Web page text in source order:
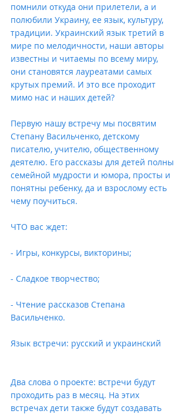
помнили откуда они прилетели, а и
полюбили Украину, ее язык, культуру,
традиции. Украинский язык третий в
мире по мелодичности, наши авторы
известны и читаемы по всему миру,
они становятся лауреатами самых
крутых премий. И это все проходит
мимо нас и наших детей?
Первую нашу встречу мы посвятим
Степану Васильченко, детскому
писателю, учителю, общественному
деятелю. Его рассказы для детей полны
семейной мудрости и юмора, просты и
понятны ребенку, да и взрослому есть
чему поучиться.
ЧТО вас ждет:
- Игры, конкурсы, викторины;
- Сладкое творчество;
- Чтение рассказов Степана
Васильченко.
Язык встречи: русский и украинский
Два слова о проекте: встречи будут
проходить раз в месяц. На этих
встречах дети также будут создавать